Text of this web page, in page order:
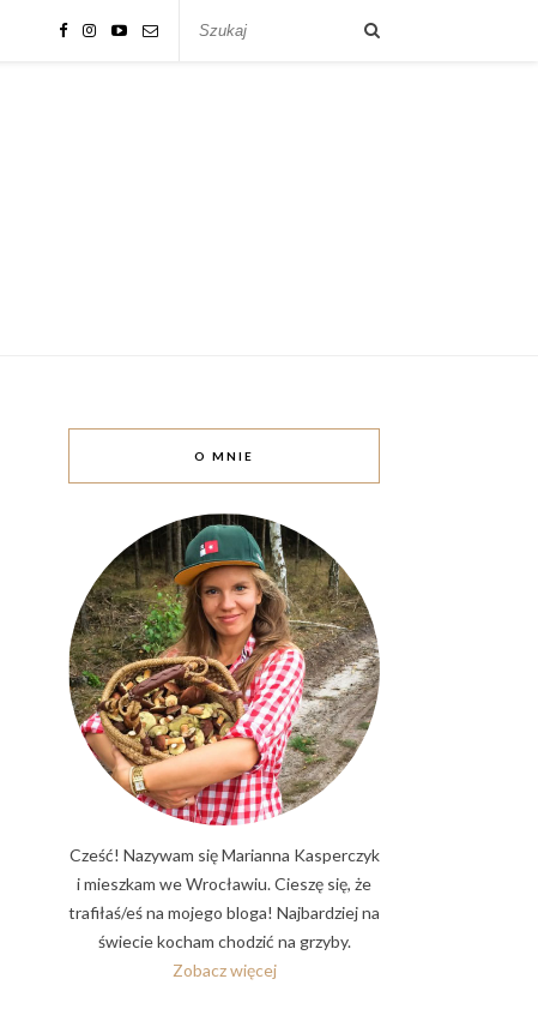
O MNIE
Cześć! Nazywam się Marianna Kasperczyk
i mieszkam we Wrocławiu. Cieszę się, że
trafiłaś/eś na mojego bloga! Najbardziej na
świecie kocham chodzić na grzyby.
Zobacz więcej